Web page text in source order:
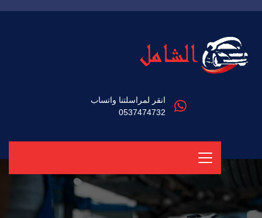
انقر لمراسلتنا واتساب
0537474732